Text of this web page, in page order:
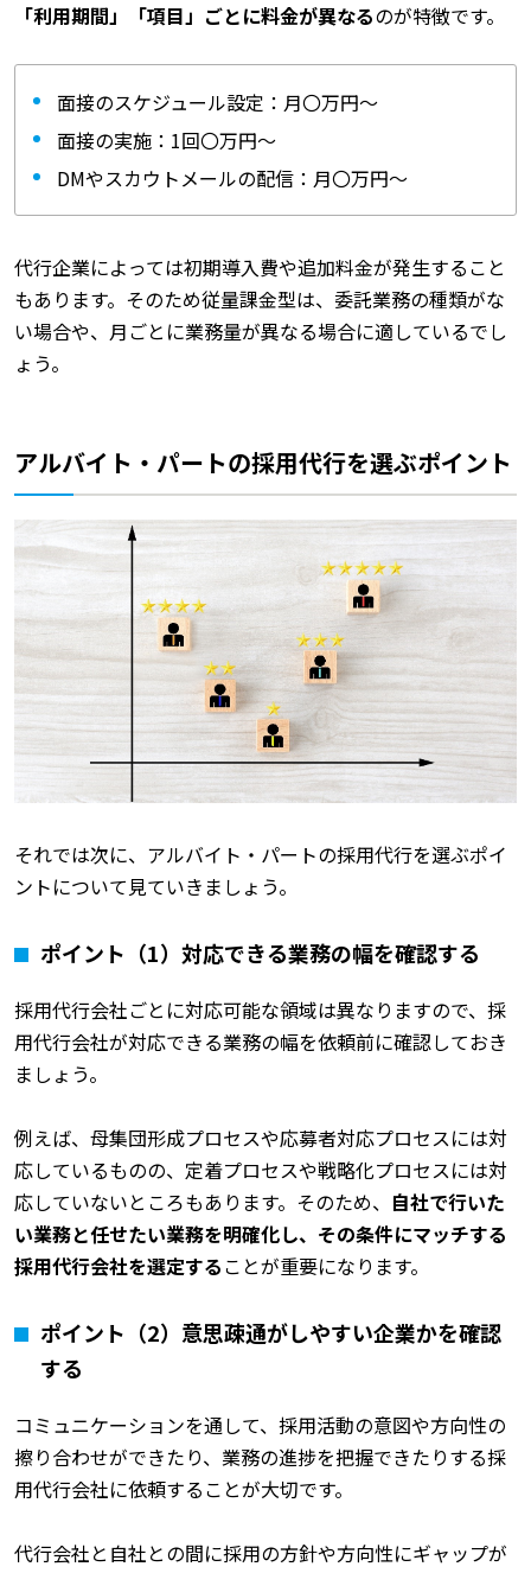
「利用期間」「項目」ごとに料金が異なるのが特徴です。
面接のスケジュール設定：月〇万円～
面接の実施：1回〇万円～
DMやスカウトメールの配信：月〇万円～
代行企業によっては初期導入費や追加料金が発生すること
もあります。そのため従量課金型は、委託業務の種類がな
い場合や、月ごとに業務量が異なる場合に適しているでし
ょう。
アルバイト・パートの採用代行を選ぶポイント
それでは次に、アルバイト・パートの採用代行を選ぶポイ
ントについて見ていきましょう。
ポイント（1）対応できる業務の幅を確認する
採用代行会社ごとに対応可能な領域は異なりますので、採
用代行会社が対応できる業務の幅を依頼前に確認しておき
ましょう。
例えば、母集団形成プロセスや応募者対応プロセスには対
応しているものの、定着プロセスや戦略化プロセスには対
応していないところもあります。そのため、 自社で行いた
い業務と任せたい業務を明確化し、その条件にマッチする
採用代行会社を選定することが重要になります。
ポイント（2）意思疎通がしやすい企業かを確認
する
コミュニケーションを通して、採用活動の意図や方向性の
擦り合わせができたり、業務の進捗を把握できたりする採
用代行会社に依頼することが大切です。
代行会社と自社との間に採用の方針や方向性にギャップが